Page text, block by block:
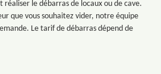
réaliser le débarras de locaux ou de cave.
que vous souhaitez vider, notre équipe
Le tarif de débarras dépend de